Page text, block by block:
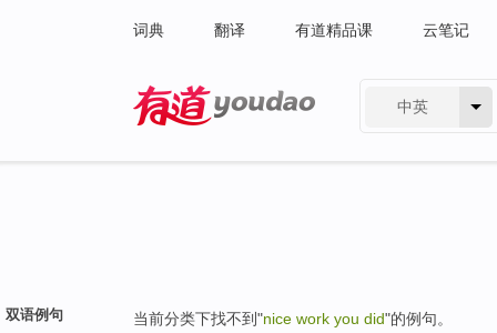
词典 翻译 有道精品课 云笔记
中英
双语例句 当前分类下找不到"nice work you did"的例句。